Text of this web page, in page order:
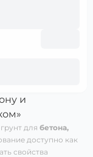
и
для бетона,
доступно как
свойства